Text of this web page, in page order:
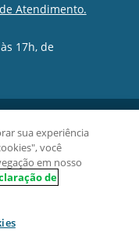
Atendimento.
17h, de
sua experiência
você
em nosso
de